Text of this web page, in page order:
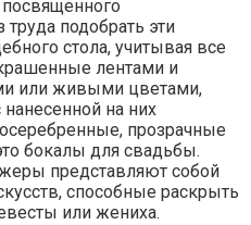
подобрать эти
стола, учитывая все
лентами и
или живыми цветами,
на них
прозрачные
бокалы для свадьбы.
представляют собой
способные раскрыть
или жениха.